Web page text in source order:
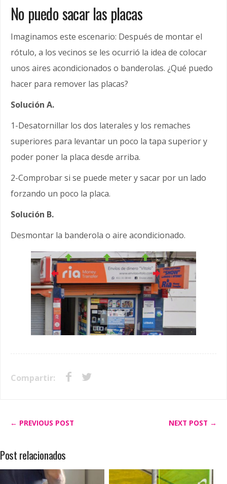
No puedo sacar las placas
Imaginamos este escenario: Después de montar el
rótulo, a los vecinos se les ocurrió la idea de colocar
unos aires acondicionados o banderolas. ¿Qué puedo
hacer para remover las placas?
Solución A.
1-Desatornillar los dos laterales y los remaches
superiores para levantar un poco la tapa superior y
poder poner la placa desde arriba.
2-Comprobar si se puede meter y sacar por un lado
forzando un poco la placa.
Solución B.
Desmontar la banderola o aire acondicionado.
Compartir:
← PREVIOUS POST NEXT POST →
Post relacionados